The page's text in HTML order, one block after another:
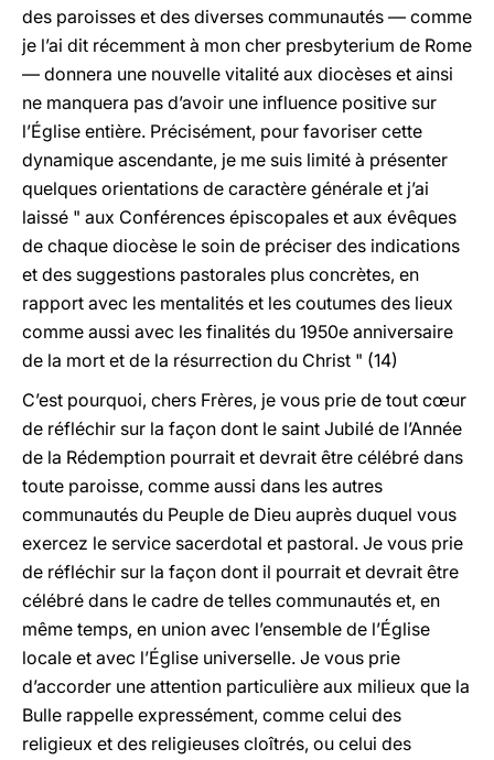
des paroisses et des diverses communautés — comme
je l’ai dit récemment à mon cher presbyterium de Rome
— donnera une nouvelle vitalité aux diocèses et ainsi
ne manquera pas d’avoir une influence positive sur
l’Église entière. Précisément, pour favoriser cette
dynamique ascendante, je me suis limité à présenter
quelques orientations de caractère générale et j’ai
laissé " aux Conférences épiscopales et aux évêques
de chaque diocèse le soin de préciser des indications
et des suggestions pastorales plus concrètes, en
rapport avec les mentalités et les coutumes des lieux
comme aussi avec les finalités du 1950e anniversaire
de la mort et de la résurrection du Christ " (14)
C’est pourquoi, chers Frères, je vous prie de tout cœur
de réfléchir sur la façon dont le saint Jubilé de l’Année
de la Rédemption pourrait et devrait être célébré dans
toute paroisse, comme aussi dans les autres
communautés du Peuple de Dieu auprès duquel vous
exercez le service sacerdotal et pastoral. Je vous prie
de réfléchir sur la façon dont il pourrait et devrait être
célébré dans le cadre de telles communautés et, en
même temps, en union avec l’ensemble de l’Église
locale et avec l’Église universelle. Je vous prie
d’accorder une attention particulière aux milieux que la
Bulle rappelle expressément, comme celui des
religieux et des religieuses cloîtrés, ou celui des